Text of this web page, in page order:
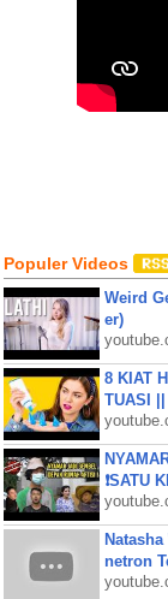
Populer Videos
Weird
er)
8 KIAT
TUASI
❗SATU
netron